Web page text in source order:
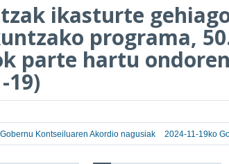
ikasturte
programa,
parte hartu
19)
Gobernu Kontseiluaren Akordio nagusiak 2024-11-19ko